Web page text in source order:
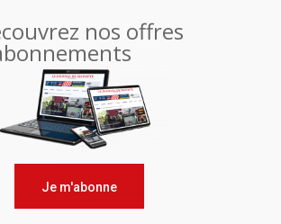
nos offres
Je m'abonne